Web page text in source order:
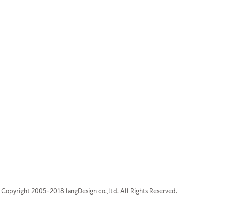
Copyright 2005–2018 langDesign co.,ltd. All Rights Reserved.